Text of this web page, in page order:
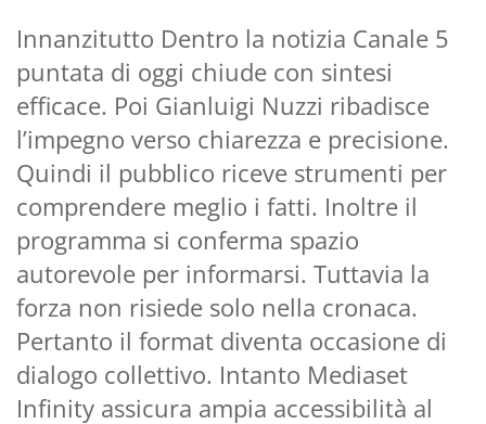
Innanzitutto Dentro la notizia Canale 5
puntata di oggi chiude con sintesi
efficace. Poi Gianluigi Nuzzi ribadisce
l’impegno verso chiarezza e precisione.
Quindi il pubblico riceve strumenti per
comprendere meglio i fatti. Inoltre il
programma si conferma spazio
autorevole per informarsi. Tuttavia la
forza non risiede solo nella cronaca.
Pertanto il format diventa occasione di
dialogo collettivo. Intanto Mediaset
Infinity assicura ampia accessibilità al